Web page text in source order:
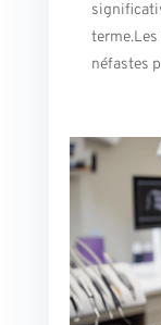
néfastes